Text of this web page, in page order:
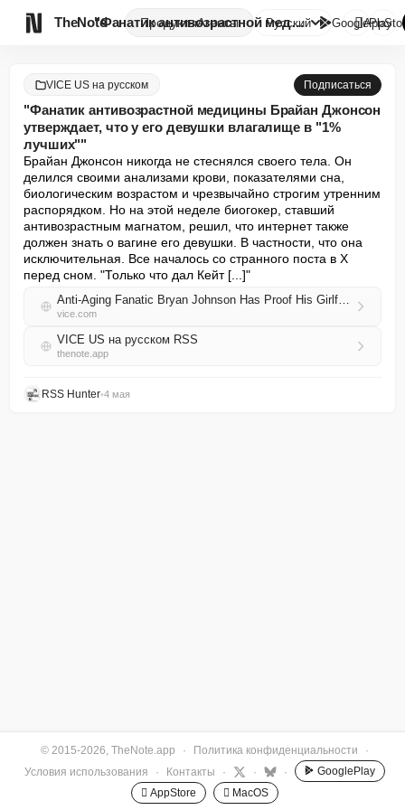
TheNote ПродуктыАгенты "Фанатик антивозрастной медици...
Русский GooglePlay

VICE US на русском Подписаться
"Фанатик антивозрастной медицины Брайан Джонсон
утверждает, что у его девушки влагалище в "1%
лучших""
Брайан Джонсон никогда не стеснялся своего тела. Он
делился своими анализами крови, показателями сна,
биологическим возрастом и чрезвычайно строгим утренним
распорядком. Но на этой неделе биогокер, ставший
антивозрастным магнатом, решил, что интернет также
должен знать о вагине его девушки. В частности, что она
исключительная. Все началось со странного поста в X
перед сном. "Только что дал Кейт [...]"
Anti-Aging Fanatic Bryan Johnson Has Proof His Girlfriend’s Vagina Is ‘Top 1%’
vice.com
VICE US на русском RSS
thenote.app
RSS Hunter•4 мая
© 2015-2026, TheNote.app · Политика конфиденциальности
·
Условия использования
· Контакты · · ·
GooglePlay
 AppStore
 MacOS